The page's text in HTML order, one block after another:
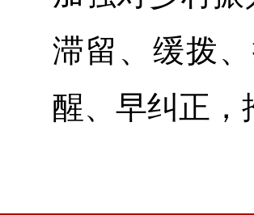
滞留、缓拨
醒、早纠正，